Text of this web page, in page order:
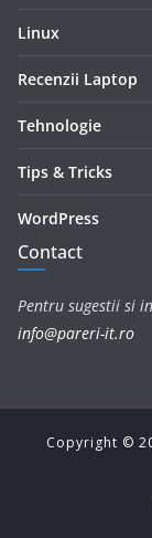
Linux
Recenzii Laptop
Tehnologie
Tips & Tricks
WordPress
Contact
Pentru sugestii si
info@pareri-it.ro
Copyright ©